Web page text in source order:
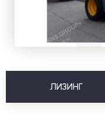
ЛИЗИНГ